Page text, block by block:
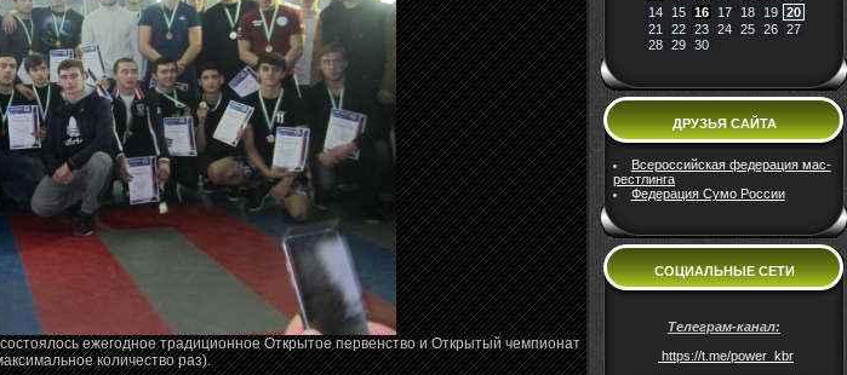
ежегодное традиционное Открытое первенство и Открытый чемпионат
количество раз).
14
15 16 17 18 19
20
21
22 23 24 25 26
27
28
29 30
ДРУЗЬЯ САЙТА
Всероссийская федерация мас-
рестлинга
Федерация Сумо России
СОЦИАЛЬНЫЕ СЕТИ
Телеграм-канал:
https://t.me/power_kbr